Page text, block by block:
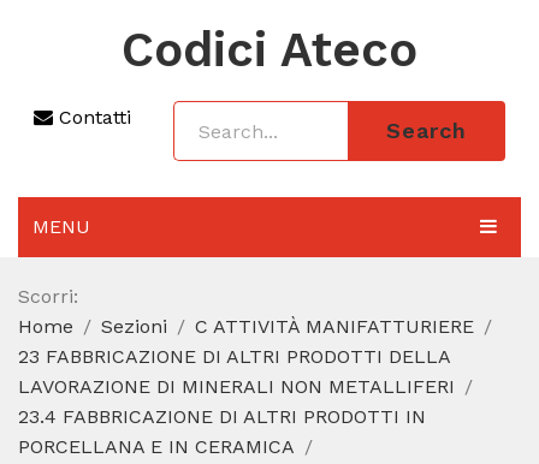
Codici Ateco
Contatti
Search
MENU
AGGIORNAMENTO 2025
SEZIONI
CODICE ATECO A COSA SERVE
Scorri:
Home
Sezioni
C ATTIVITÀ MANIFATTURIERE
23 FABBRICAZIONE DI ALTRI PRODOTTI DELLA
LAVORAZIONE DI MINERALI NON METALLIFERI
23.4 FABBRICAZIONE DI ALTRI PRODOTTI IN
PORCELLANA E IN CERAMICA